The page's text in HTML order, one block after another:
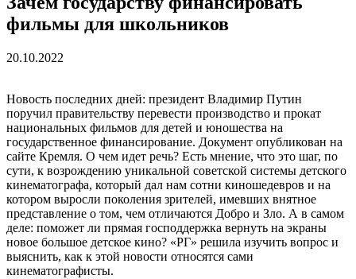
фильмы для школьников
20.10.2022
Новость последних дней: президент Владимир Путин
поручил правительству перевести производство и прокат
национальных фильмов для детей и юношества на
государственное финансирование. Документ опубликован на
сайте Кремля. О чем идет речь? Есть мнение, что это шаг, по
сути, к возрождению уникальной советской системы детского
кинематографа, который дал нам сотни киношедевров и на
котором выросли поколения зрителей, имевших внятное
представление о том, чем отличаются Добро и Зло. А в самом
деле: поможет ли прямая господдержка вернуть на экраны
новое большое детское кино? «РГ» решила изучить вопрос и
выяснить, как к этой новости относятся сами
кинематографисты.